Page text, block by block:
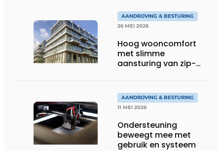
AANDRIJVING & BESTURING
26 MEI 2026
Hoog wooncomfort
met slimme
aansturing van zip-
AANDRIJVING & BESTURING
11 MEI 2026
Ondersteuning
beweegt mee met
gebruik en systeem